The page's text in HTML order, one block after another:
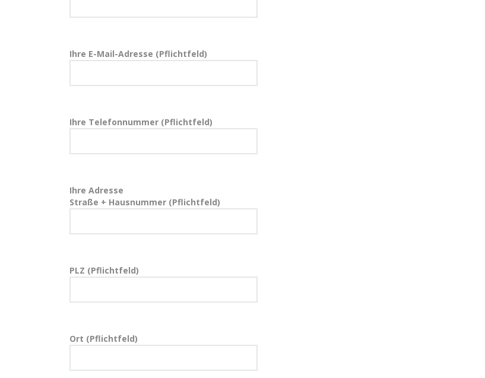
Ihre E-Mail-Adresse (Pflichtfeld)
Ihre Telefonnummer (Pflichtfeld)
Ihre Adresse
Straße + Hausnummer (Pflichtfeld)
PLZ (Pflichtfeld)
Ort (Pflichtfeld)